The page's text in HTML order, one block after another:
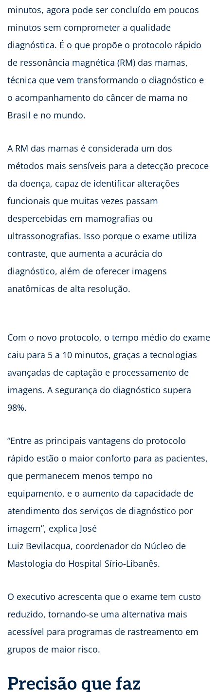
minutos, agora pode ser concluído em poucos
minutos sem comprometer a qualidade
diagnóstica. É o que propõe o protocolo rápido
de ressonância magnética (RM) das mamas,
técnica que vem transformando o diagnóstico e
o acompanhamento do câncer de mama no
Brasil e no mundo.
A RM das mamas é considerada um dos
métodos mais sensíveis para a detecção precoce
da doença, capaz de identificar alterações
funcionais que muitas vezes passam
despercebidas em mamografias ou
ultrassonografias. Isso porque o exame utiliza
contraste, que aumenta a acurácia do
diagnóstico, além de oferecer imagens
anatômicas de alta resolução.
Com o novo protocolo, o tempo médio do exame
caiu para 5 a 10 minutos, graças a tecnologias
avançadas de captação e processamento de
imagens. A segurança do diagnóstico supera
98%.
“Entre as principais vantagens do protocolo
rápido estão o maior conforto para as pacientes,
que permanecem menos tempo no
equipamento, e o aumento da capacidade de
atendimento dos serviços de diagnóstico por
imagem”, explica José
Luiz Bevilacqua, coordenador do Núcleo de
Mastologia do Hospital Sírio-Libanês.
O executivo acrescenta que o exame tem custo
reduzido, tornando-se uma alternativa mais
acessível para programas de rastreamento em
grupos de maior risco.
Precisão que faz